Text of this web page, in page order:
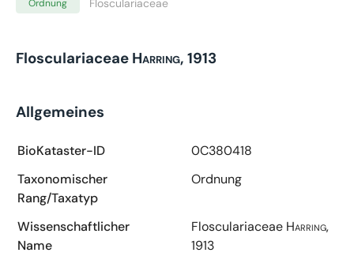
Ordnung Flosculariaceae
Flosculariaceae Harring, 1913
Allgemeines
BioKataster-ID
0C380418
Taxonomischer
Rang/Taxatyp
Ordnung
Wissenschaftlicher
Name
Flosculariaceae Harring,
1913